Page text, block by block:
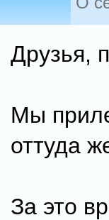
Друзья,
Мы
оттуда
За это